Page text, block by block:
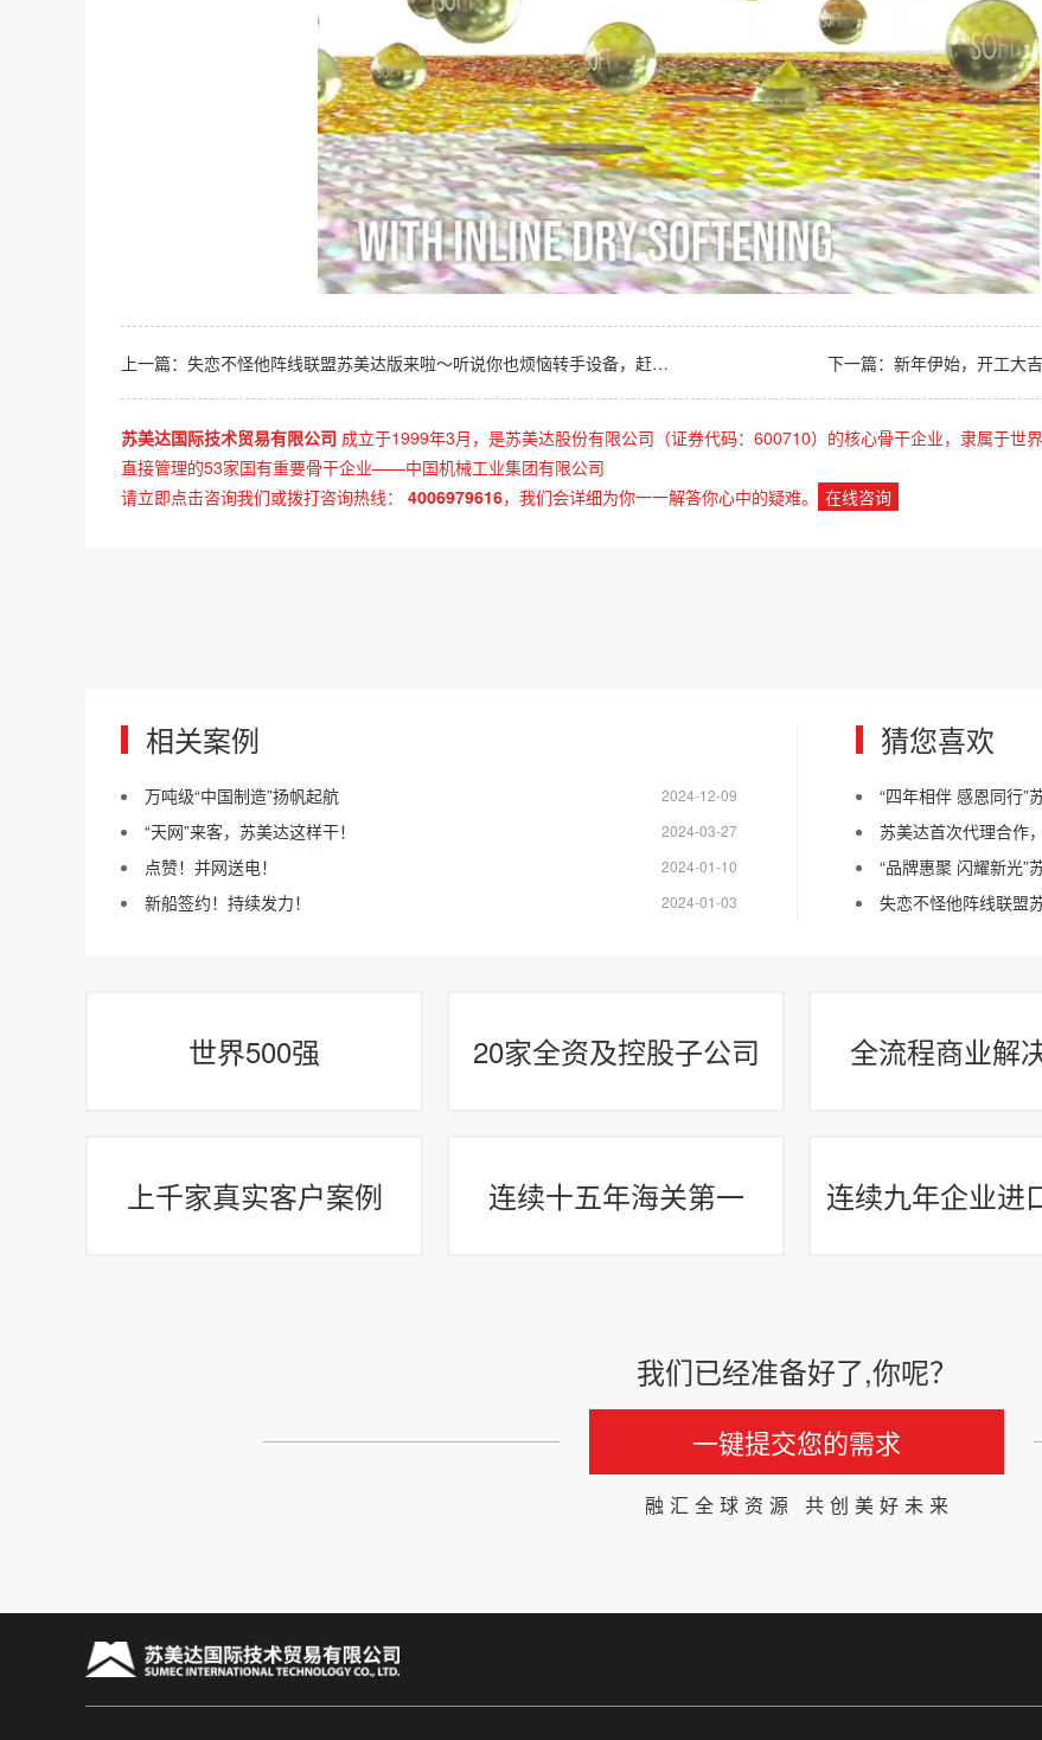
上一篇： 失恋不怪他阵线联盟苏美达版来啦～听说你也烦恼转手设备，赶紧找苏美达达天下～ 下一篇： 新年伊始，开工大
苏美达国际技术贸易有限公司 成立于1999年3月，是苏美达股份有限公司（证券代码：600710）的核心骨干企业，隶属于世
直接管理的53家国有重要骨干企业——中国机械工业集团有限公司
请立即点击咨询我们或拨打咨询热线：
4006979616，我们会详细为你一一解答你心中的疑难。 在线咨询
相关案例
2024-12-09
万吨级“中国制造”扬帆起航
2024-03-27
“天网”来客，苏美达这样干！
2024-01-10
点赞！并网送电！
2024-01-03
新船签约！持续发力！
猜您喜欢
“四年相伴 感恩同行”
苏美达首次代理合作
“品牌惠聚 闪耀新光”
失恋不怪他阵线联盟苏美
世界500强 20家全资及控股子公司 全流程商业解
上千家真实客户案例 连续十五年海关第一 连续九年企业进
我们已经准备好了,你呢？
一键提交您的需求
融汇全球资源 共创美好未来